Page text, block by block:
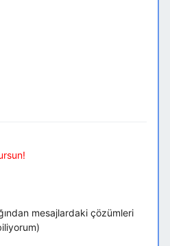
mesajlardaki çözümleri